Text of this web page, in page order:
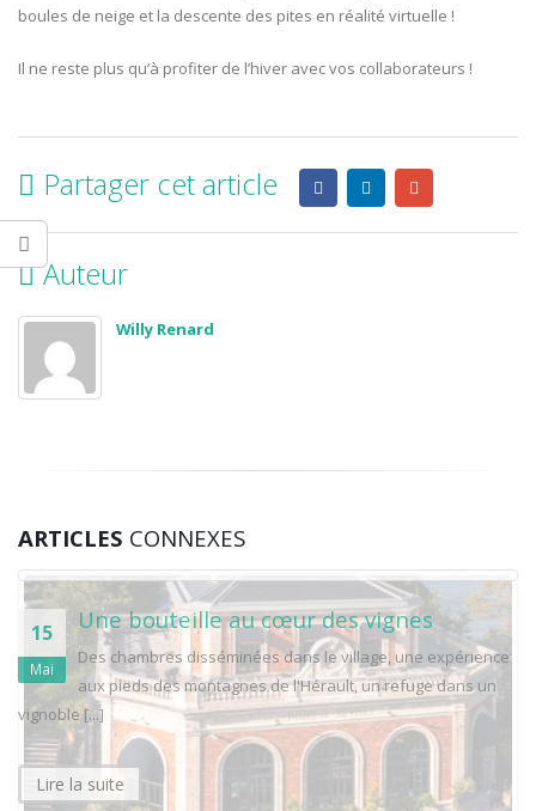
boules de neige et la descente des pites en réalité virtuelle !
Il ne reste plus qu’à profiter de l’hiver avec vos collaborateurs !
Partager cet article
Auteur
Willy Renard
ARTICLES CONNEXES
15
Mai
Une bouteille au cœur des vignes
Des chambres disséminées dans le village, une expérience
aux pieds des montagnes de l'Hérault, un refuge dans un
vignoble [...]
Lire la suite